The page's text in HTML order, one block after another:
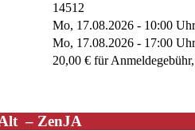
14512
Mo, 17.08.2026 - 10:00 Uhr
Mo, 17.08.2026 - 17:00 Uhr
20,00 € für
– ZenJA